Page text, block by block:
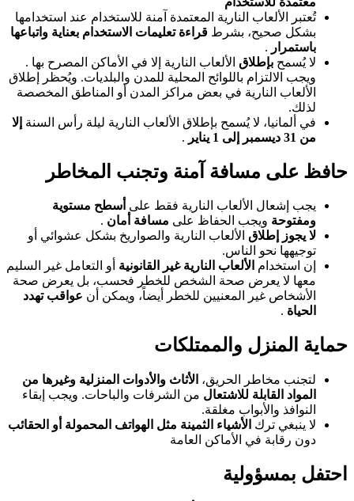
تُعتبر الألعاب النارية المعتمدة آمنة للاستخدام عند استخدامها
بشكل صحيح، بشرط قراءة تعليمات الاستخدام بعناية واتباعها
باستمرار .
لا يُسمح بإطلاق الألعاب النارية إلا في الأماكن المصرح بها .
ويجب الالتزام باللوائح المحلية للمدن والبلديات. ويُحظر إطلاق
الألعاب النارية في بعض مراكز المدن أو المناطق المخصصة
لذلك.
في ألمانيا، لا يُسمح بإطلاق الألعاب النارية ليلة رأس السنة إلا
من 31 ديسمبر إلى 1 يناير
.
حافظ على مسافة آمنة وتجنب المخاطر
يجب إشعال الألعاب النارية فقط على أسطح مستوية
ومفتوحة ويجب الحفاظ على مسافة أمان .
لا يجوز إطلاق الألعاب النارية والصواريخ بشكل عشوائي أو
توجيهها نحو الناس.
إن استخدام الألعاب النارية غير القانونية أو التعامل غير السليم
معها لا يعرض صحة الشخص للخطر فحسب، بل يعرض صحة
الأشخاص غير المعنيين للخطر أيضاً، ويمكن أن عواقب تهدد
الحياة .
حماية المنزل والممتلكات
لتجنب مخاطر الحريق، الأثاث والأدوات المنزلية وغيرها من
المواد القابلة للاشتعال من الشرفات والباحات. ويجب إبقاء
النوافذ والأبواب مغلقة.
لا ينبغي ترك الأشياء الثمينة مثل الهواتف المحمولة أو الحقائب
دون رقابة في الأماكن العامة
احتفل بمسؤولية